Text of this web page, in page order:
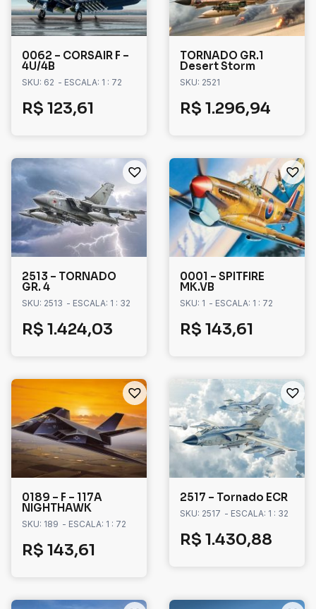
0062 – CORSAIR F –
4U/4B
SKU: 62 - ESCALA: 1 : 72
R$ 123,61
TORNADO GR.1
Desert Storm
SKU: 2521
R$ 1.296,94
2513 – TORNADO
GR. 4
SKU: 2513 - ESCALA: 1 : 32
R$ 1.424,03
0001 – SPITFIRE
MK.VB
SKU: 1 - ESCALA: 1 : 72
R$ 143,61
0189 – F – 117A
NIGHTHAWK
SKU: 189 - ESCALA: 1 : 72
R$ 143,61
2517 – Tornado ECR
SKU: 2517 - ESCALA: 1 : 32
R$ 1.430,88